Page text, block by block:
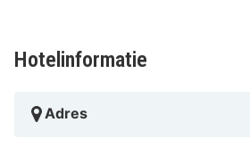
een romantisch uitje of een actieve
nu en ontdek waarom dit hotel
Hotelinformatie
Adres